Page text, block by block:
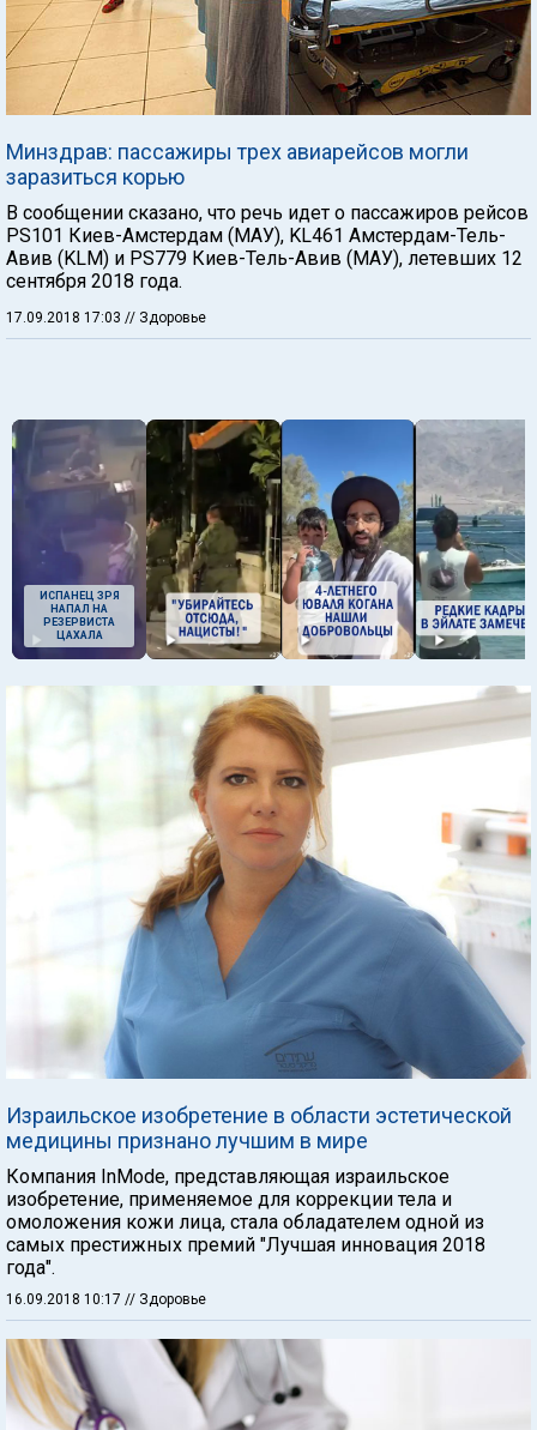
Минздрав: пассажиры трех авиарейсов могли
заразиться корью
В сообщении сказано, что речь идет о пассажиров рейсов
PS101 Киев-Амстердам (МАУ), KL461 Амстердам-Тель-
Авив (KLM) и PS779 Киев-Тель-Авив (МАУ), летевших 12
сентября 2018 года.
17.09.2018 17:03 // Здоровье
ИСПАНЕЦ ЗРЯ
НАПАЛ НА
РЕЗЕРВИСТА
ЦАХАЛА
Израильское изобретение в области эстетической
медицины признано лучшим в мире
Компания InMode, представляющая израильское
изобретение, применяемое для коррекции тела и
омоложения кожи лица, стала обладателем одной из
самых престижных премий "Лучшая инновация 2018
года".
16.09.2018 10:17 // Здоровье